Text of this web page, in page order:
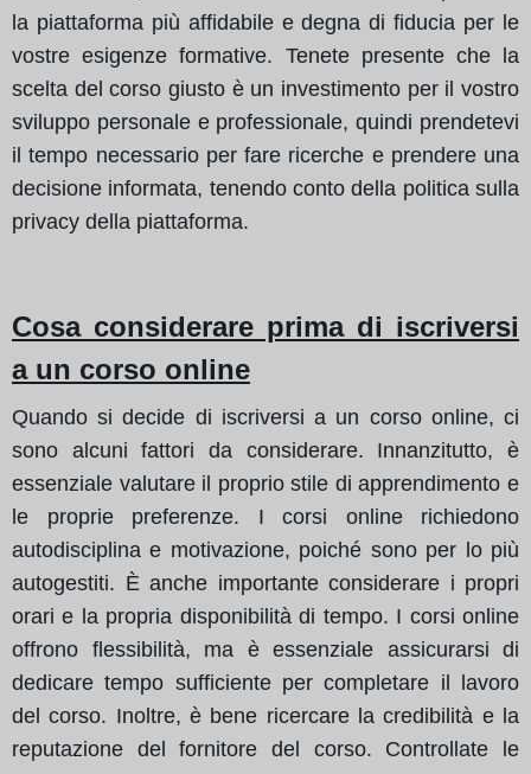
la piattaforma più affidabile e degna di fiducia per le
vostre esigenze formative. Tenete presente che la
scelta del corso giusto è un investimento per il vostro
sviluppo personale e professionale, quindi prendetevi
il tempo necessario per fare ricerche e prendere una
decisione informata, tenendo conto della politica sulla
privacy della piattaforma.
Cosa considerare prima di iscriversi
a un corso online
Quando si decide di iscriversi a un corso online, ci
sono alcuni fattori da considerare. Innanzitutto, è
essenziale valutare il proprio stile di apprendimento e
le proprie preferenze. I corsi online richiedono
autodisciplina e motivazione, poiché sono per lo più
autogestiti. È anche importante considerare i propri
orari e la propria disponibilità di tempo. I corsi online
offrono flessibilità, ma è essenziale assicurarsi di
dedicare tempo sufficiente per completare il lavoro
del corso. Inoltre, è bene ricercare la credibilità e la
reputazione del fornitore del corso. Controllate le